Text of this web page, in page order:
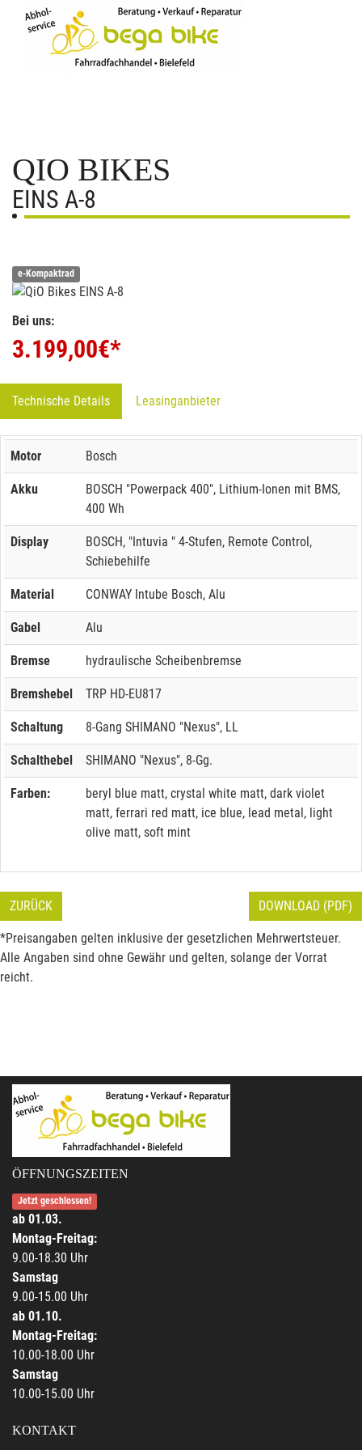
QIO BIKES
EINS A-8
e-Kompaktrad
Bei uns:
3.199,00€*
Technische Details Leasinganbieter
Motor Bosch
Akku
BOSCH "Powerpack 400", Lithium-Ionen mit BMS,
400 Wh
Display
BOSCH, "Intuvia " 4-Stufen, Remote Control,
Schiebehilfe
Material CONWAY Intube Bosch, Alu
Gabel Alu
Bremse hydraulische Scheibenbremse
Bremshebel TRP HD-EU817
Schaltung 8-Gang SHIMANO "Nexus", LL
Schalthebel SHIMANO "Nexus", 8-Gg.
Farben:
beryl blue matt, crystal white matt, dark violet
matt, ferrari red matt, ice blue, lead metal, light
olive matt, soft mint
ZURÜCK DOWNLOAD (PDF)
*Preisangaben gelten inklusive der gesetzlichen Mehrwertsteuer.
Alle Angaben sind ohne Gewähr und gelten, solange der Vorrat
reicht.
ÖFFNUNGSZEITEN
Jetzt geschlossen!
ab 01.03.
Montag-Freitag:
9.00-18.30 Uhr
Samstag
9.00-15.00 Uhr
ab 01.10.
Montag-Freitag:
10.00-18.00 Uhr
Samstag
10.00-15.00 Uhr
KONTAKT